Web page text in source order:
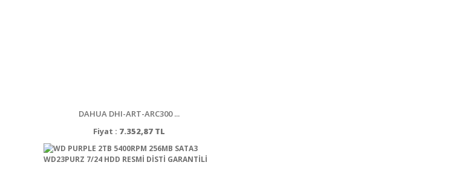
DAHUA DHI-ART-ARC300 ...
Fiyat : 7.352,87 TL